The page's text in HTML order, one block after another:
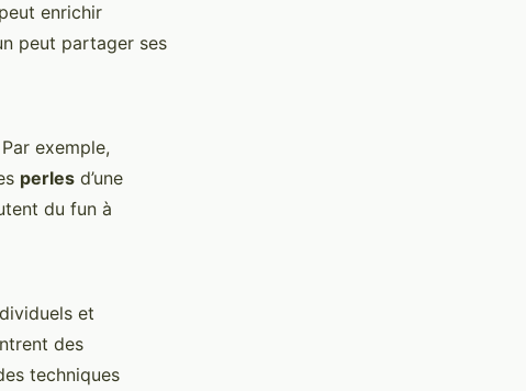
enrichir
peut partager ses
exemple,
perles d’une
du fun à
et
des
techniques